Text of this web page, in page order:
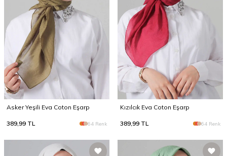
Asker Yeşili Eva Coton Eşarp
389,99 TL 64 Renk
Kızılcık Eva Coton Eşarp
389,99 TL 64 Renk